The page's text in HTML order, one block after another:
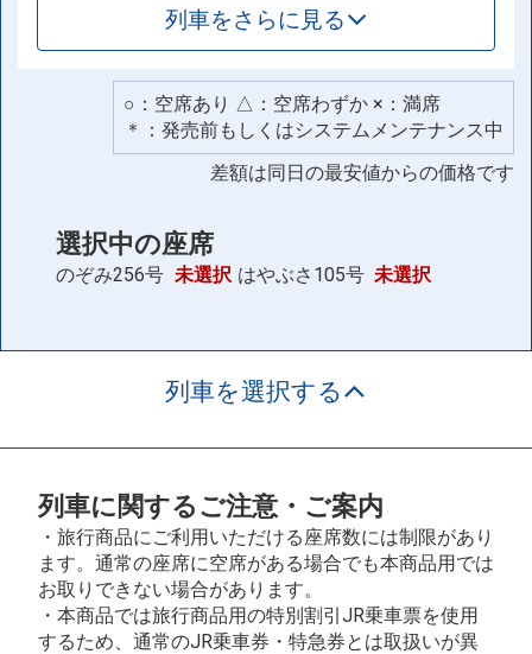
列車をさらに見る
○：空席あり △：空席わずか ×：満席
＊：発売前もしくはシステムメンテナンス中
差額は同日の最安値からの価格です
選択中の座席
のぞみ256号 未選択 はやぶさ105号 未選択
列車を選択する
列車に関するご注意・ご案内
・旅行商品にご利用いただける座席数には制限があり
ます。通常の座席に空席がある場合でも本商品用では
お取りできない場合があります。
・本商品では旅行商品用の特別割引JR乗車票を使用
するため、通常のJR乗車券・特急券とは取扱いが異